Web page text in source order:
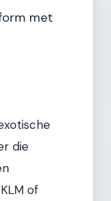
met
die
of